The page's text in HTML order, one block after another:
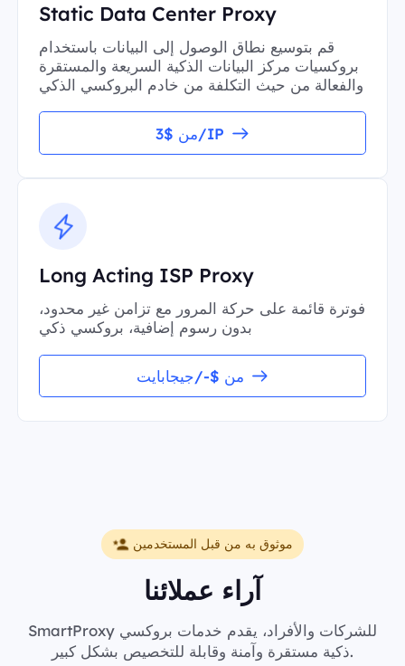
Static Data Center Proxy
قم بتوسيع نطاق الوصول إلى البيانات باستخدام
بروكسيات مركز البيانات الذكية السريعة والمستقرة
والفعالة من حيث التكلفة من خادم البروكسي الذكي
من $3/IP
Long Acting ISP Proxy
فوترة قائمة على حركة المرور مع تزامن غير محدود،
بدون رسوم إضافية، بروكسي ذكي
من $-/جيجابايت
موثوق به من قبل المستخدمين
آراء عملائنا
SmartProxy للشركات والأفراد، يقدم خدمات بروكسي
ذكية مستقرة وآمنة وقابلة للتخصيص بشكل كبير.